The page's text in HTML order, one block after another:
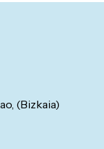
(Bizkaia)